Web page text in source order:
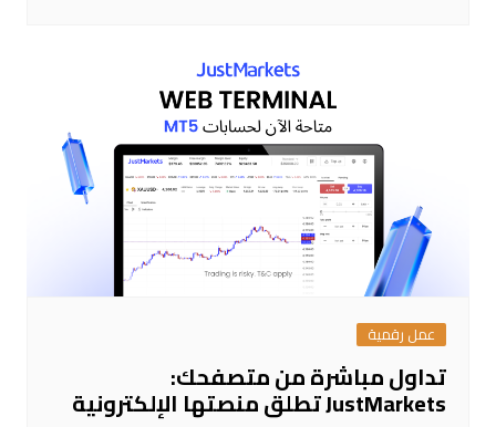
عمل رقمية
تداول مباشرة من متصفحك:
JustMarkets تطلق منصتها الإلكترونية